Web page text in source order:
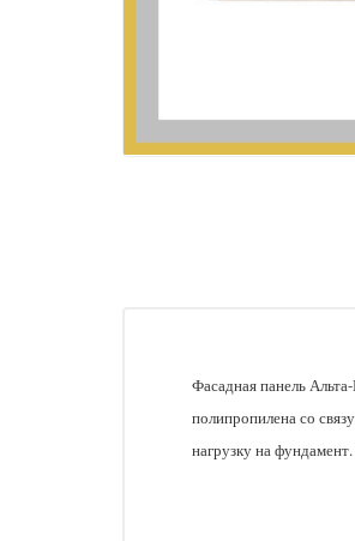
Фасадная панель
полипропилена со
нагрузку на